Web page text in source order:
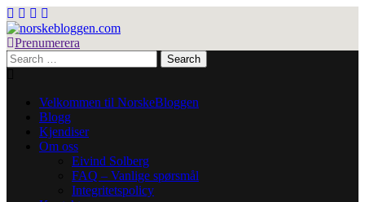
Skip
to
content
norskebloggen.com
Prenumerera
Search
for:
Velkommen til NorskeBloggen
Blogg
Kjendiser
Om oss
Eivind Solberg
FAQ – Vanlige spørsmål
Integritetspolicy